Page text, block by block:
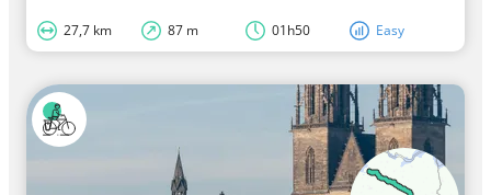
27,7 km 87 m 01h50 Easy